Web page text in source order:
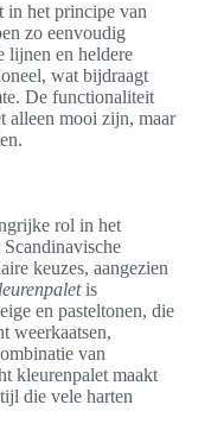
in het principe van
zo eenvoudig
lijnen en heldere
wat bijdraagt
De functionaliteit
alleen mooi zijn, maar
rol in het
keuzes, aangezien
is
en pasteltonen, die
weerkaatsen,
van
kleurenpalet maakt
die vele harten